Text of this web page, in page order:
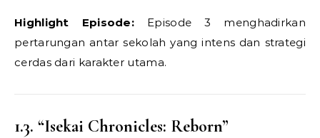
Highlight Episode: Episode 3 menghadirkan
pertarungan antar sekolah yang intens dan strategi
cerdas dari karakter utama.
1.3. “Isekai Chronicles: Reborn”